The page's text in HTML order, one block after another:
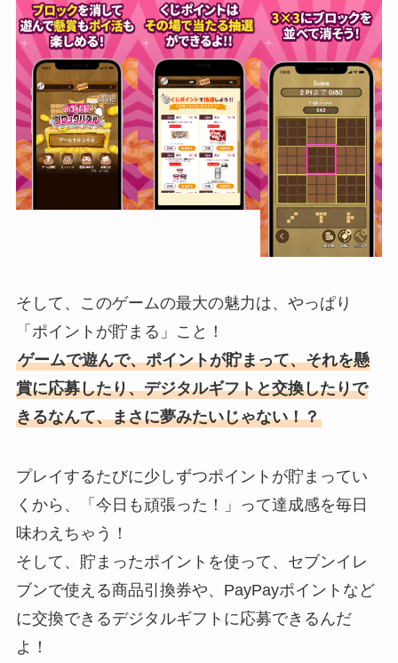
そして、このゲームの最大の魅力は、やっぱり
「ポイントが貯まる」こと！
ゲームで遊んで、ポイントが貯まって、それを懸
賞に応募したり、デジタルギフトと交換したりで
きるなんて、まさに夢みたいじゃない！？
プレイするたびに少しずつポイントが貯まってい
くから、「今日も頑張った！」って達成感を毎日
味わえちゃう！
そして、貯まったポイントを使って、セブンイレ
ブンで使える商品引換券や、PayPayポイントなど
に交換できるデジタルギフトに応募できるんだ
よ！